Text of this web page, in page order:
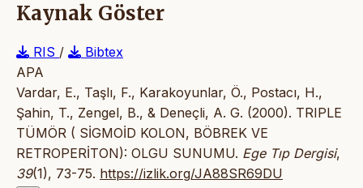
Kaynak Göster
RIS /
Bibtex
APA
Vardar, E., Taşlı, F., Karakoyunlar, Ö., Postacı, H.,
Şahin, T., Zengel, B., & Deneçli, A. G. (2000). TRIPLE
TÜMÖR ( SİGMOİD KOLON, BÖBREK VE
RETROPERİTON): OLGU SUNUMU. Ege Tıp Dergisi,
39(1), 73-75. https://izlik.org/JA88SR69DU